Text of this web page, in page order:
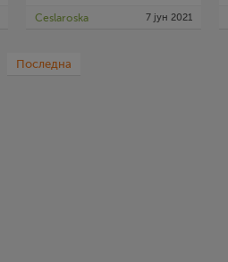
Ceslaroska 7 јун 2021
Последна